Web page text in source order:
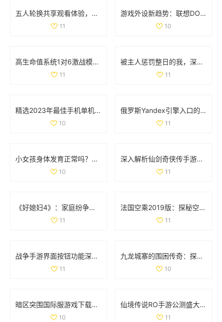
五人轮换共享观看体验，畅享精彩电视剧无需花费
11
游戏外设新趋势：联想DOU小助手深度解析与功能体验
10
高生命值系统1对6激战模式全解析与玩法攻略
11
被主人惩罚整日的我，深刻反思自己的行为与成长
11
精选2023年最佳手机单机游戏APP推荐与排行榜分享
10
俄罗斯Yandex引擎入口的详细解析与使用指南
11
小女孩身体发育正常吗？肛门微开现象解析
10
深入解析仙剑奇侠传手游情缘系统的独特魅力与玩法
11
《好媳妇4》：家庭纷争与亲情考验交织的真实生活故事
11
法国空乘2019版：探秘空中服务背后的故事与挑战
11
战争手游界面按钮功能深入分析：揭开无尽战斗的神秘面纱
11
九龙城寨的围困传奇：探索历史中的生存之道
10
暗区突围国际服游戏下载指南：畅享极致战斗体验
10
仙境传说RO手游公测盛大开启 福利返利额度详细解析
11